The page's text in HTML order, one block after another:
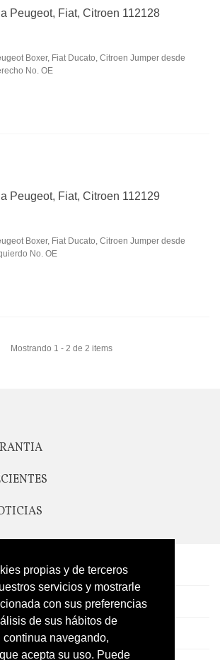
propias y de terceros
servicios y mostrarle
con sus preferencias
de sus hábitos de
navegando,
acepta su uso. Puede
Peugeot, Fiat, Citroen 112128
Boxer, Fiat Ducato, Citroen Jumper desde
No. OE
Peugeot, Fiat, Citroen 112129
Boxer, Fiat Ducato, Citroen Jumper desde
No. OE
Mostrando 1 - 2 de 2 items